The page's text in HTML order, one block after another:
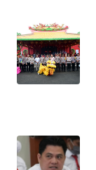
PEDOMAN
MEDIA
SIBER
DISCLAIMER